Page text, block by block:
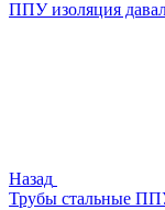
ППУ изоляция
Назад
Трубы стальные